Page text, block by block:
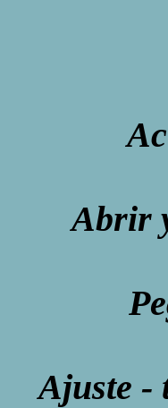
Abrir
Ajuste -